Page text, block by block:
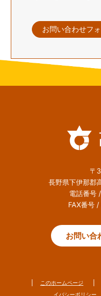
お問い合わせフ
〒
長野県下伊那郡
電話番号
FAX番号
お問い合
このホームページ
イバシーポリシー